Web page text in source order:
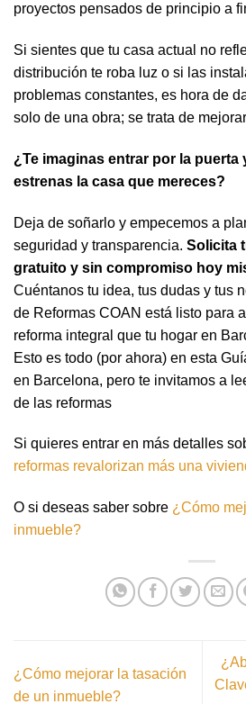
proyectos pensados de principio a
Si sientes que tu casa actual no
distribución te roba luz o si las
problemas constantes, es hora de
solo de una obra; se trata de
¿Te imaginas entrar por la puerta
estrenas la casa que mereces?
Deja de soñarlo y empecemos a
seguridad y transparencia. Solicita
gratuito y sin compromiso hoy
Cuéntanos tu idea, tus dudas y tus
de Reformas COAN está listo para
reforma integral que tu hogar en
Esto es todo (por ahora) en esta
en Barcelona, pero te invitamos a
de las reformas
Si quieres entrar en más detalles
reformas revalorizan más una
O si deseas saber sobre ¿Cómo
inmueble?
¿Cómo mejorar la tasación
de un inmueble?